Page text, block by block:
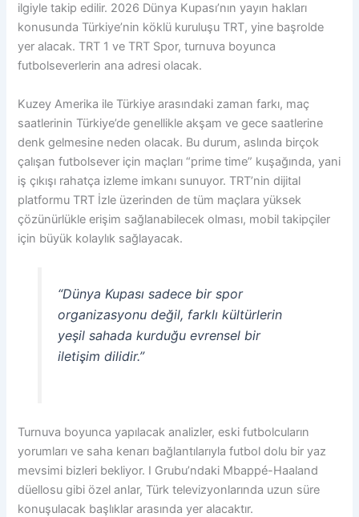
ilgiyle takip edilir. 2026 Dünya Kupası’nın yayın hakları
konusunda Türkiye’nin köklü kuruluşu TRT, yine başrolde
yer alacak. TRT 1 ve TRT Spor, turnuva boyunca
futbolseverlerin ana adresi olacak.
Kuzey Amerika ile Türkiye arasındaki zaman farkı, maç
saatlerinin Türkiye’de genellikle akşam ve gece saatlerine
denk gelmesine neden olacak. Bu durum, aslında birçok
çalışan futbolsever için maçları “prime time” kuşağında, yani
iş çıkışı rahatça izleme imkanı sunuyor. TRT’nin dijital
platformu TRT İzle üzerinden de tüm maçlara yüksek
çözünürlükle erişim sağlanabilecek olması, mobil takipçiler
için büyük kolaylık sağlayacak.
“Dünya Kupası sadece bir spor
organizasyonu değil, farklı kültürlerin
yeşil sahada kurduğu evrensel bir
iletişim dilidir.”
Turnuva boyunca yapılacak analizler, eski futbolcuların
yorumları ve saha kenarı bağlantılarıyla futbol dolu bir yaz
mevsimi bizleri bekliyor. I Grubu’ndaki Mbappé-Haaland
düellosu gibi özel anlar, Türk televizyonlarında uzun süre
konuşulacak başlıklar arasında yer alacaktır.